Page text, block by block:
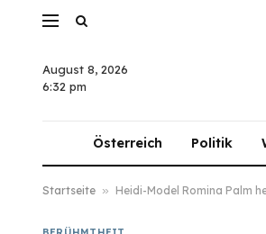
August 8, 2026
6:32 pm
Österreich Politik
Startseite » Heidi-Model Romina Palm